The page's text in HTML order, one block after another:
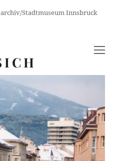
Stadtmuseum Innsbruck